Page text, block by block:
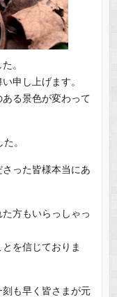
。
申し上げます。
る景色が変わって
。
った皆様本当にあ
方もいらっしゃっ
を信じておりま
も早く皆さまが元